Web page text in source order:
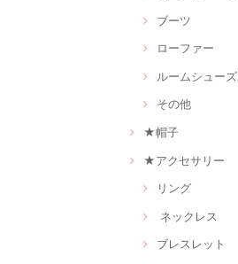
ブーツ
ローファー
ルームシューズ
その他
★帽子
★アクセサリー
リング
ネックレス
ブレスレット